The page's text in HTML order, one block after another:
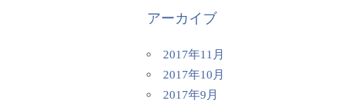
アーカイブ
2017年11月
2017年10月
2017年9月